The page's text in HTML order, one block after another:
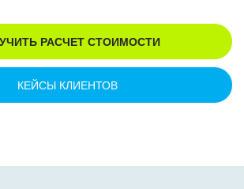
РАСЧЕТ СТОИМОСТИ
КЕЙСЫ КЛИЕНТОВ